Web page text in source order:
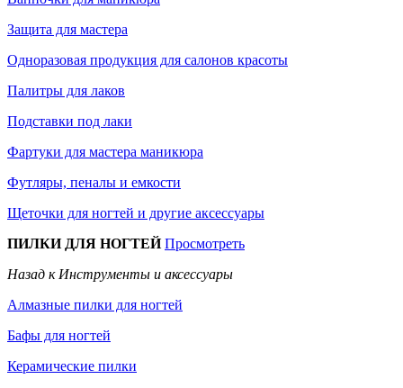
Защита для мастера
Одноразовая продукция для салонов красоты
Палитры для лаков
Подставки под лаки
Фартуки для мастера маникюра
Футляры, пеналы и емкости
Щеточки для ногтей и другие аксессуары
ПИЛКИ ДЛЯ НОГТЕЙПросмотреть
Назад к Инструменты и аксессуары
Алмазные пилки для ногтей
Бафы для ногтей
Керамические пилки